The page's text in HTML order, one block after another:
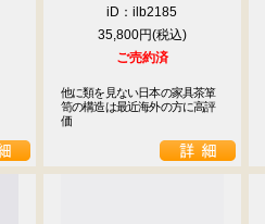
iD：ilb2185
35,800円
ご売約済
他に類を見ない日本の家具茶箪
笥の構造は最近海外の方に高評
価